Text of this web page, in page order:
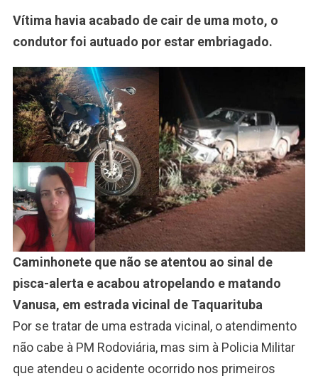
Vítima havia acabado de cair de uma moto, o
condutor foi autuado por estar embriagado.
Caminhonete que não se atentou ao sinal de
pisca-alerta e acabou atropelando e matando
Vanusa, em estrada vicinal de Taquarituba
Por se tratar de uma estrada vicinal, o atendimento
não cabe à PM Rodoviária, mas sim à Policia Militar
que atendeu o acidente ocorrido nos primeiros